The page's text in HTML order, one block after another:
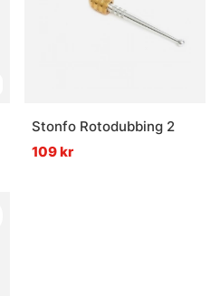
Stonfo Rotodubbing 2
109 kr